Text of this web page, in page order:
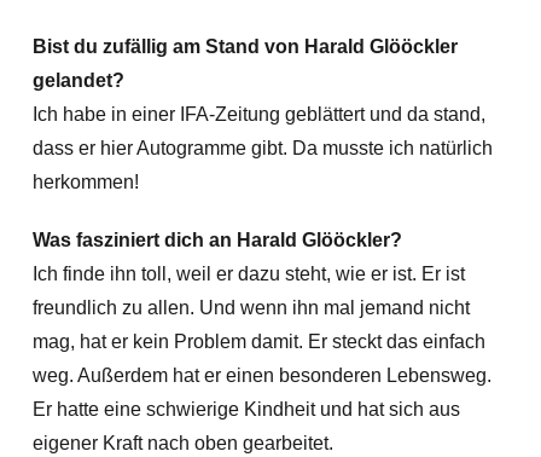
Bist du zufällig am Stand von Harald Glööckler
gelandet?
Ich habe in einer IFA-Zeitung geblättert und da stand,
dass er hier Autogramme gibt. Da musste ich natürlich
herkommen!
Was fasziniert dich an Harald Glööckler?
Ich finde ihn toll, weil er dazu steht, wie er ist. Er ist
freundlich zu allen. Und wenn ihn mal jemand nicht
mag, hat er kein Problem damit. Er steckt das einfach
weg. Außerdem hat er einen besonderen Lebensweg.
Er hatte eine schwierige Kindheit und hat sich aus
eigener Kraft nach oben gearbeitet.